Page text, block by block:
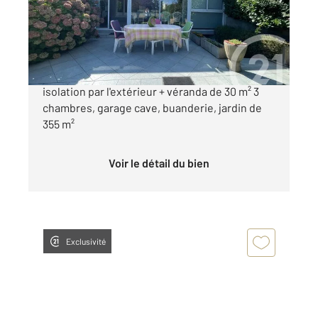
Maison à vendre
249 000 €
Davézieux Villa mitoyenne en duplex de 106 m²
isolation par l'extérieur + véranda de 30 m² 3
chambres, garage cave, buanderie, jardin de
355 m²
Voir le détail du bien
Exclusivité